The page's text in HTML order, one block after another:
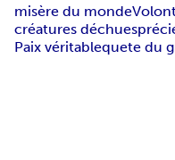
misère du monde
créatures déchues
Paix véritablequete du